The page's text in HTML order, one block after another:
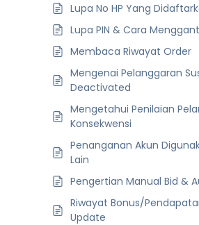
Lupa No HP Yang
Lupa PIN & Cara
Membaca Riwayat Order
Mengenai Pelanggaran
Deactivated
Mengetahui Penilaian
Konsekwensi
Penanganan Akun
Lain
Pengertian Manual Bid &
Riwayat Bonus/
Update